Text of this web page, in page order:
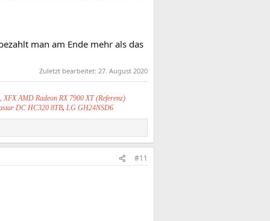
man am Ende mehr als das
Zuletzt bearbeitet: 27. August 2020
AMD Radeon RX 7900 XT (Referenz)
DC HC320 8TB, LG GH24NSD6
#11